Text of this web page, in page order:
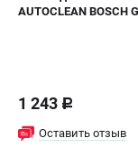
1 243 c
Оставить отзыв